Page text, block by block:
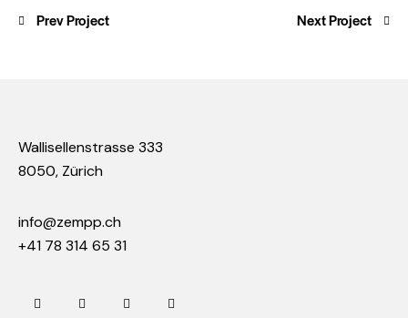
Prev Project Next Project
Wallisellenstrasse 333
8050, Zürich
info@zempp.ch
+41 78 314 65 31